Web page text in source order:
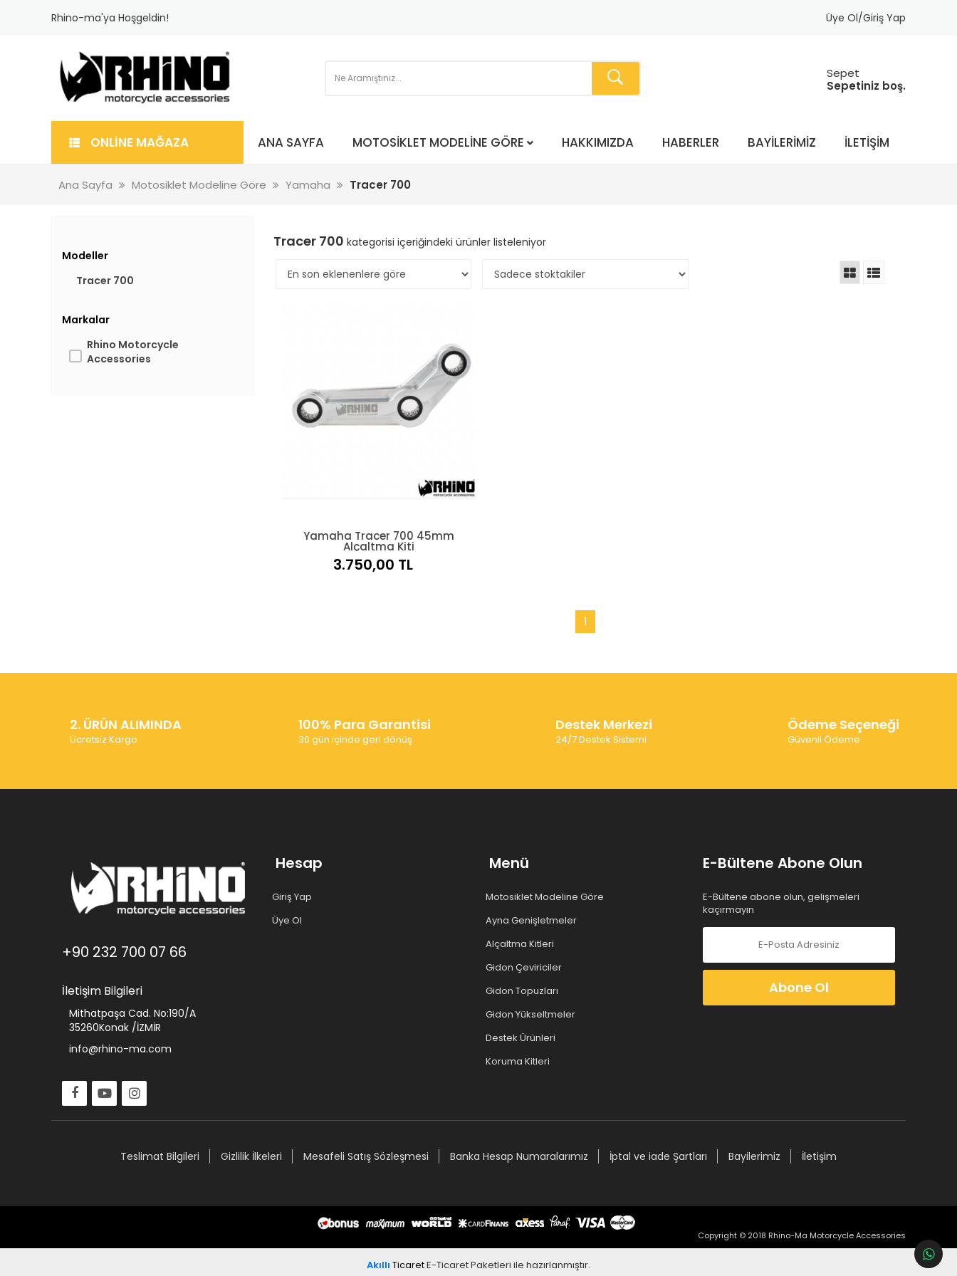
Rhino-ma'ya Hoşgeldin! Üye Ol/Giriş Yap
Sepet
Sepetiniz boş.
ONLİNE MAĞAZA ANA SAYFA MOTOSIKLET MODELINE GÖRE HAKKIMIZDA HABERLER BAYILERIMIZ İLETIŞIM
Ana Sayfa Motosiklet Modeline Göre Yamaha Tracer 700
Modeller
Tracer 700
Markalar
Rhino Motorcycle
Accessories
Tracer 700 kategorisi içeriğindeki ürünler listeleniyor
Yamaha Tracer 700 45mm
Alçaltma Kiti
3.750,00 TL
1
2. ÜRÜN ALIMINDA
Ücretsiz Kargo
100% Para Garantisi
30 gün içinde geri dönüş
Destek Merkezi
24/7 Destek Sistemi
Ödeme Seçeneği
Güvenli Ödeme
+90 232 700 07 66
İletişim Bilgileri
Mithatpaşa Cad. No:190/A
35260Konak /İZMİR
info@rhino-ma.com
Hesap
Giriş Yap
Üye Ol
Menü
Motosiklet Modeline Göre
Ayna Genişletmeler
Alçaltma Kitleri
Gidon Çeviriciler
Gidon Topuzları
Gidon Yükseltmeler
Destek Ürünleri
Koruma Kitleri
E-Bültene Abone Olun
E-Bültene abone olun, gelişmeleri
kaçırmayın
Abone Ol
Teslimat Bilgileri Gizlilik İlkeleri Mesafeli Satış Sözleşmesi Banka Hesap Numaralarımız İptal ve iade Şartları Bayilerimiz İletişim
Copyright © 2018 Rhino-Ma Motorcycle Accessories
Akıllı TicaretE-Ticaret Paketleri ile hazırlanmıştır.